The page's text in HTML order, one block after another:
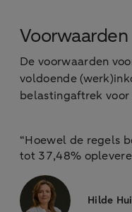
Voorwaarden
De voorwaarden
voldoende
belastingaftrek
“Hoewel de regels
tot 37,48%
Hilde